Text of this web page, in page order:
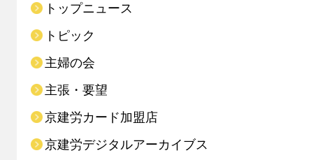
トップニュース
トピック
主婦の会
主張・要望
京建労カード加盟店
京建労デジタルアーカイブス